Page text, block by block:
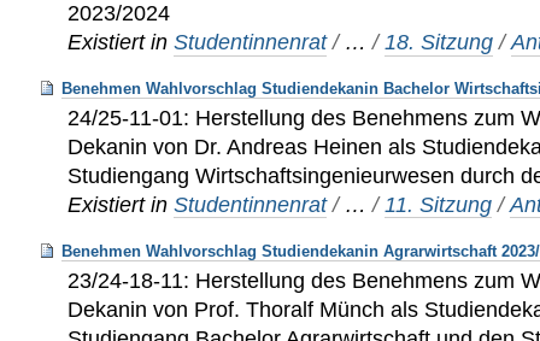
2023/2024
Existiert in Studentinnenrat / …/18. Sitzung /
Benehmen Wahlvorschlag Studiendekanin Bachelor
24/25-11-01: Herstellung des Benehmens zum
Dekanin von Dr. Andreas Heinen als
Studiengang Wirtschaftsingenieurwesen durch
Existiert in Studentinnenrat / …/11. Sitzung /
Benehmen Wahlvorschlag Studiendekanin Agrarwirtschaft
23/24-18-11: Herstellung des Benehmens zum
Dekanin von Prof. Thoralf Münch als